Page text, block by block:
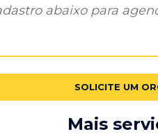
abaixo para
SOLICITE UM
Mais